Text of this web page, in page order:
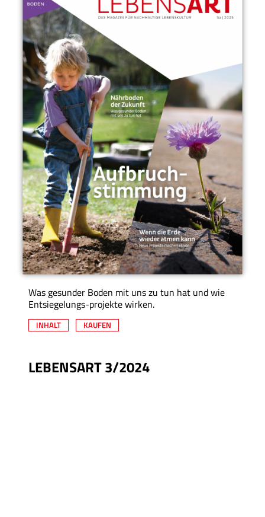
Was gesunder Boden mit uns zu tun hat und wie
Entsiegelungs-projekte wirken.
INHALT KAUFEN
LEBENSART 3/2024